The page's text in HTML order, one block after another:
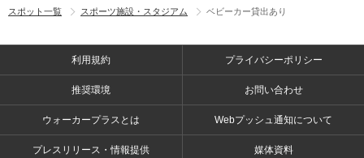
スポット一覧
スポーツ施設・スタジアム ベビーカー貸出あり
利用規約 プライバシーポリシー
推奨環境 お問い合わせ
ウォーカープラスとは Webプッシュ通知について
プレスリリース・情報提供 媒体資料